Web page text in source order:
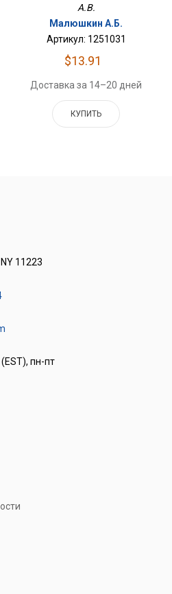
A.B.
Малюшкин А.Б.
Артикул: 1251031
$13.91
Доставка за 14–20 дней
КУПИТЬ
11223
пн-пт